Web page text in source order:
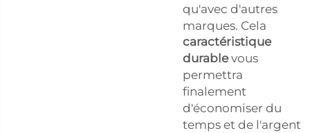
qu'avec d'autres
marques. Cela
caractéristique
durablevous
permettra
finalement
d'économiser du
temps et de l'argent